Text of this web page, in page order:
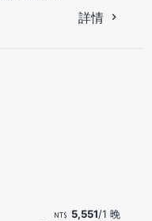
詳情
5,551/1 晚